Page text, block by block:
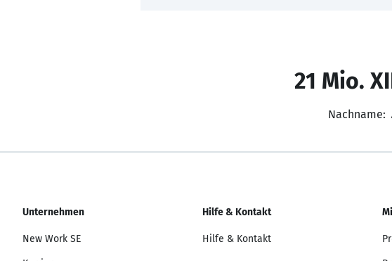
21 Mio.
Nachname:
Unternehmen
New Work SE
Hilfe & Kontakt
Hilfe & Kontakt